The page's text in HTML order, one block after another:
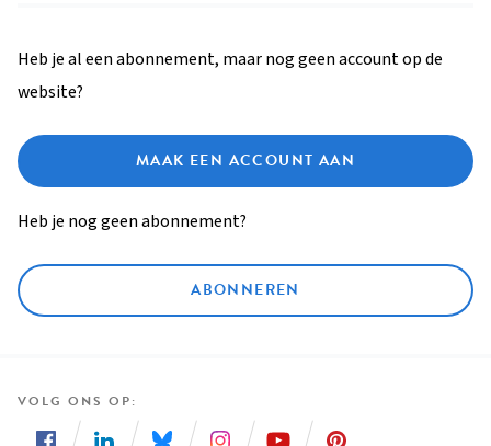
Heb je al een abonnement, maar nog geen account op de
website?
MAAK EEN ACCOUNT AAN
Heb je nog geen abonnement?
ABONNEREN
VOLG ONS OP